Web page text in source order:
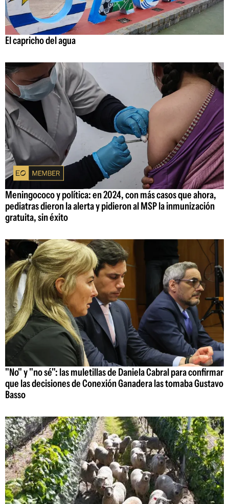
El capricho del agua
Meningococo y política: en 2024, con más casos que ahora,
pediatras dieron la alerta y pidieron al MSP la inmunización
gratuita, sin éxito
"No" y "no sé": las muletillas de Daniela Cabral para confirmar
que las decisiones de Conexión Ganadera las tomaba Gustavo
Basso